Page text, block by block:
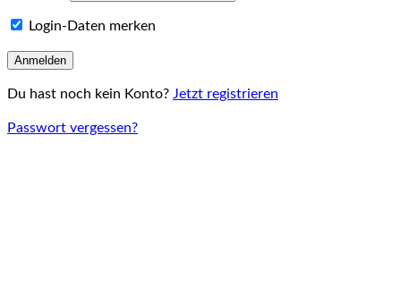
Login-Daten merken
Du hast noch kein Konto? Jetzt registrieren
Passwort vergessen?